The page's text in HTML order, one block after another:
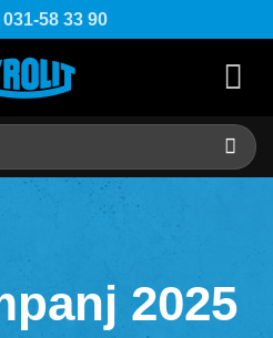
031-58 33 90
2025